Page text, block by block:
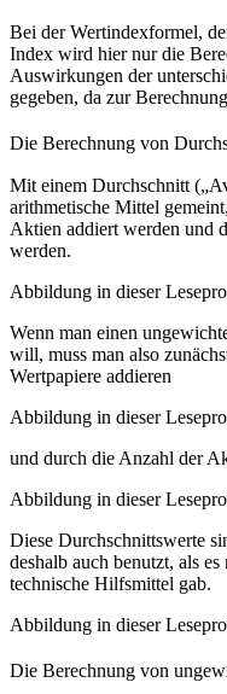
Bei der Wertindexformel,
Index wird hier nur die
Auswirkungen der
gegeben, da zur
Die Berechnung von
Mit einem Durchschnitt
arithmetische Mittel
Aktien addiert werden und
werden.
Abbildung in dieser
Wenn man einen
will, muss man also
Wertpapiere addieren
Abbildung in dieser
und durch die Anzahl der
Abbildung in dieser
Diese Durchschnittswerte
deshalb auch benutzt, als
technische Hilfsmittel gab.
Abbildung in dieser
Die Berechnung von